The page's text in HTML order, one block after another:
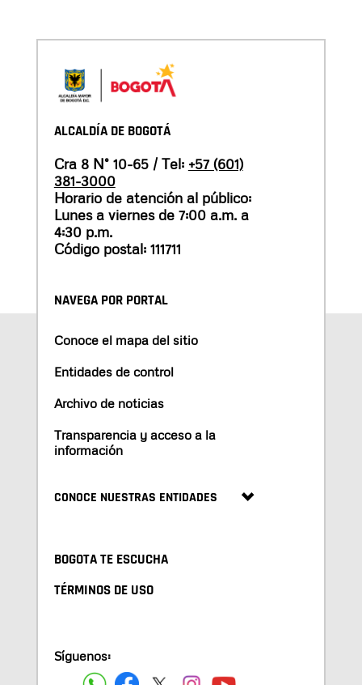
ALCALDÍA DE BOGOTÁ
Cra 8 N° 10-65 / Tel: +57 (601)
381-3000
Horario de atención al público:
Lunes a viernes de 7:00 a.m. a
4:30 p.m.
Código postal: 111711
NAVEGA POR PORTAL
Conoce el mapa del sitio
Entidades de control
Archivo de noticias
Transparencia y acceso a la
información
CONOCE NUESTRAS ENTIDADES
BOGOTA TE ESCUCHA
TÉRMINOS DE USO
Síguenos: